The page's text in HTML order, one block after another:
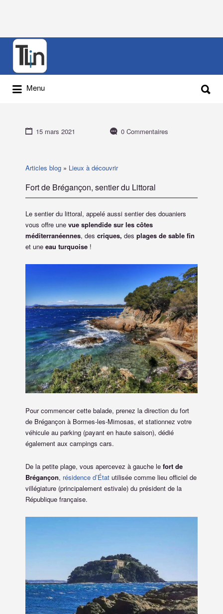
Rechercher
Menu
15 mars 2021 0 Commentaires
Articles blog » Lieux à découvrir
Fort de Brégançon, sentier du Littoral
Le sentier du littoral, appelé aussi sentier des douaniers
vous offre une vue splendide sur les côtes
méditerranéennes, des criques, des plages de sable fin
et une eau turquoise !
Pour commencer cette balade, prenez la direction du fort
de Brégançon à Bormes-les-Mimosas, et stationnez votre
véhicule au parking (payant en haute saison), dédié
également aux campings cars.
De la petite plage, vous apercevez à gauche le fort de
Brégançon, résidence d’État utilisée comme lieu officiel de
villégiature (principalement estivale) du président de la
République française.